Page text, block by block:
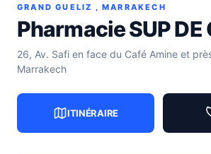
GRAND GUELIZ , MARRAKECH
Pharmacie SUP DE
26, Av. Safi en face du Café Amine et
Marrakech
ITINÉRAIRE